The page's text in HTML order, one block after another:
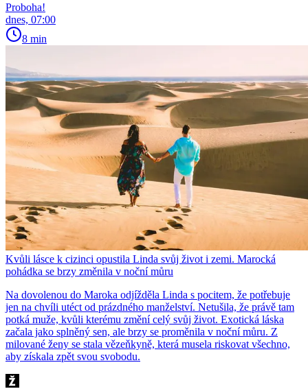
Proboha!
dnes, 07:00
8 min
Kvůli lásce k cizinci opustila Linda svůj život i zemi. Marocká
pohádka se brzy změnila v noční můru
Na dovolenou do Maroka odjížděla Linda s pocitem, že potřebuje
jen na chvíli utéct od prázdného manželství. Netušila, že právě tam
potká muže, kvůli kterému změní celý svůj život. Exotická láska
začala jako splněný sen, ale brzy se proměnila v noční můru. Z
milované ženy se stala vězeňkyně, která musela riskovat všechno,
aby získala zpět svou svobodu.